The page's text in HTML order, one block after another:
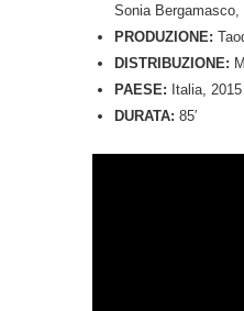
Sonia
PRODUZIONE:
DISTRIBUZIONE:
PAESE: Italia, 2015
DURATA: 85′